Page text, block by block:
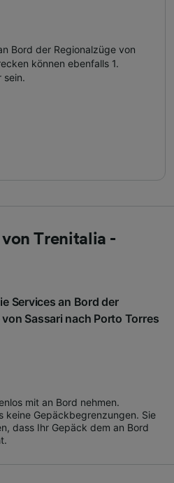
Bord der Regionalzüge von
können ebenfalls 1.
sein.
Trenitalia -
Services an Bord der
Sassari nach Porto Torres
mit an Bord nehmen.
keine Gepäckbegrenzungen. Sie
dass Ihr Gepäck dem an Bord